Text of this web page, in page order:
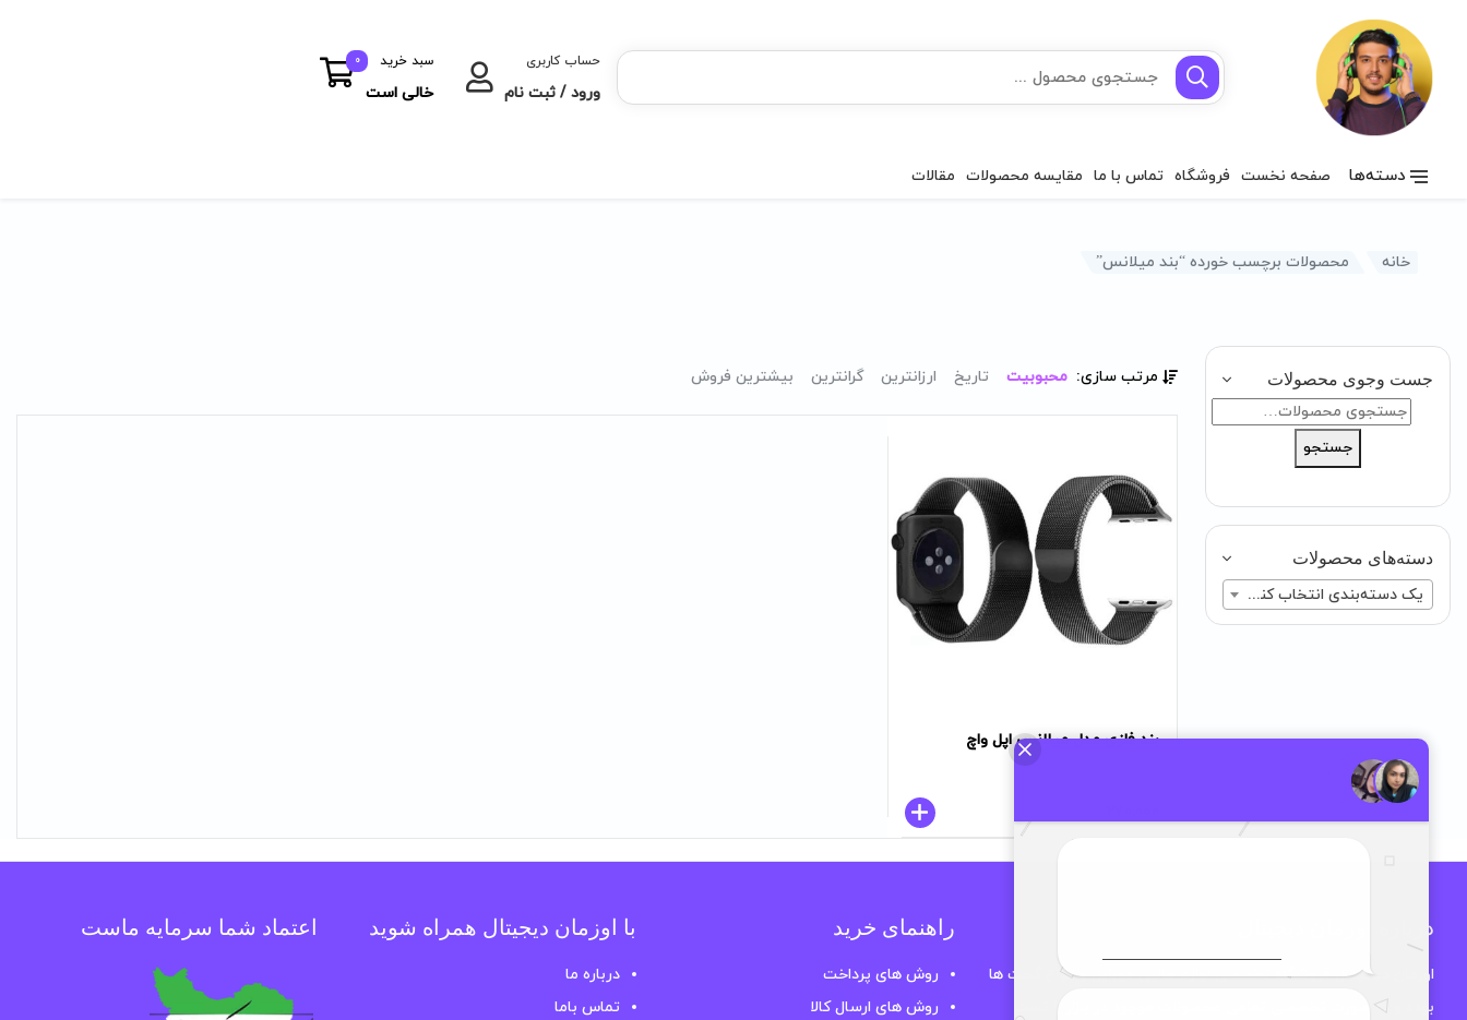
حساب کاربری
ورود / ثبت نام
سبد خرید
خالی است
0
دسته‌ها صفحه نخست فروشگاه تماس با ما مقایسه محصولات مقالات
خانه محصولات برچسب خورده “بند میلانس”
جست وجوی محصولات
جستجو
جستجو
دسته‌های محصولات
یک دسته‌بندی انتخاب کنید
مرتب سازی: محبوبیت تاریخ ارزانترین گرانترین بیشترین فروش
بند فلزی مدل میلانس اپل واچ
درباره اوزمان دیجیتال
اوزمان دیجیتال فروشگاه تخصصی لوازم جانبی موبایل و انواع گجت ها
بوده و به صورت تخصصی تمامی محصولات موجود در بازار را تست
راهنمای خرید
روش های پرداخت
روش های ارسال کالا
با اوزمان دیجیتال همراه شوید
درباره ما
تماس باما
اعتماد شما سرمایه ماست